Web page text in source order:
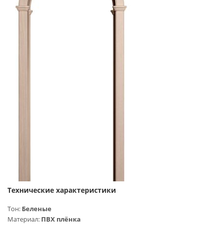
Технические характеристики
Тон: Беленые
Материал: ПВХ плёнка